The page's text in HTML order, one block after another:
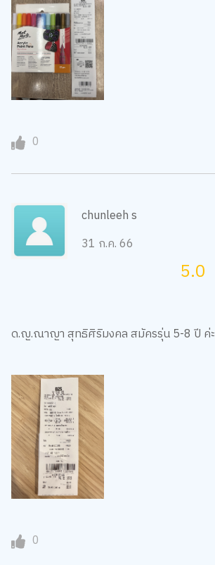
0
chunleeh s
31 ก.ค. 66
5.0
ด.ญ.ณาญา สุทธิศิริมงคล สมัครรุ่น 5-8 ปี ค่ะ
0